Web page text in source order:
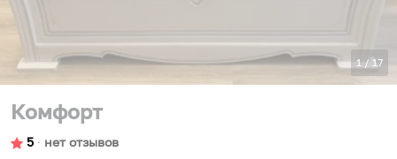
1 / 17
Комфорт
5 ∙ нет отзывов